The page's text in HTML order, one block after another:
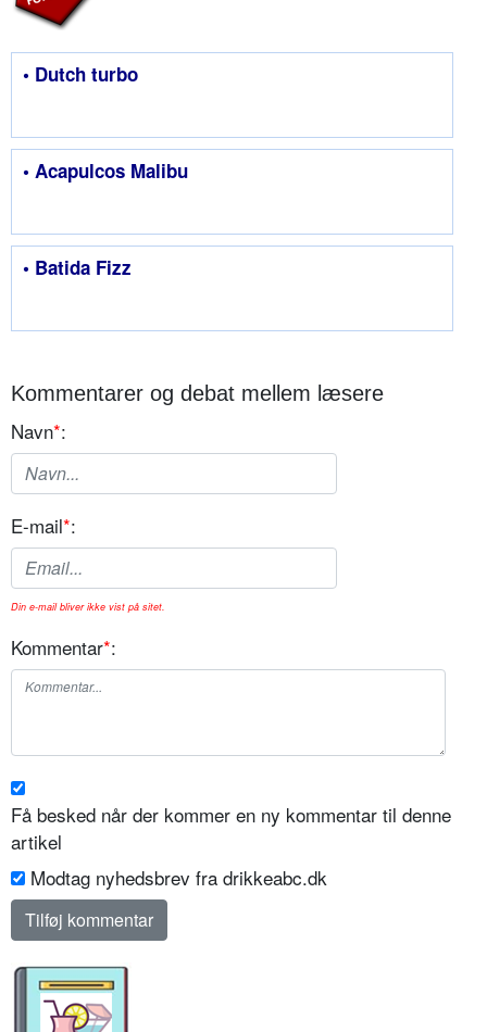
• Dutch turbo
• Acapulcos Malibu
• Batida Fizz
Kommentarer og debat mellem læsere
Navn*:
E-mail*:
Din e-mail bliver ikke vist på sitet.
Kommentar*:
Få besked når der kommer en ny kommentar til denne
artikel
Modtag nyhedsbrev fra drikkeabc.dk